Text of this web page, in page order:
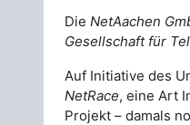
Die NetAachen
Gesellschaft für
Auf Initiative des
NetRace, eine Art
Projekt – damals